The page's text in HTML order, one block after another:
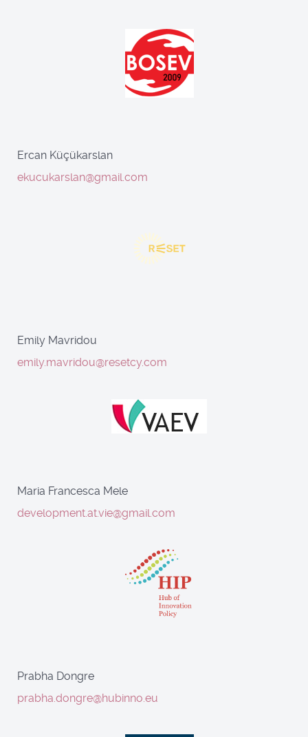
Ercan Küçükarslan
ekucukarslan@gmail.com
Emily Mavridou
emily.mavridou@resetcy.com
Maria Francesca Mele
development.at.vie@gmail.com
Prabha Dongre
prabha.dongre@hubinno.eu